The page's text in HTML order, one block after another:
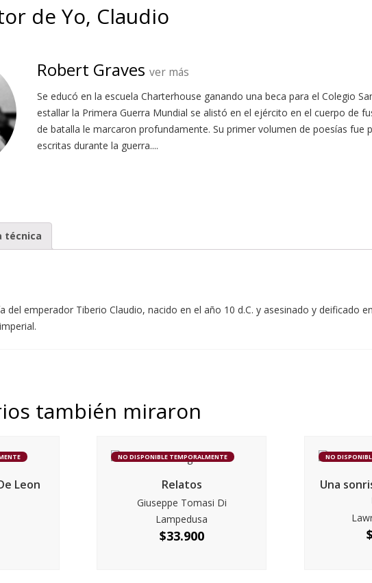
de Yo, Claudio
Robert Graves ver más
Se educó en la escuela Charterhouse ganando una beca para el Colegio
estallar la Primera Guerra Mundial se alistó en el ejército en el cuerpo de
de batalla le marcaron profundamente. Su primer volumen de poesías
escritas durante la guerra....
técnica
del emperador Tiberio Claudio, nacido en el año 10 d.C. y asesinado y deificado
también miraron
Leon
NO DISPONIBLE TEMPORALMENTE
Relatos
Giuseppe Tomasi Di
Lampedusa
$33.900
NO
Una
$